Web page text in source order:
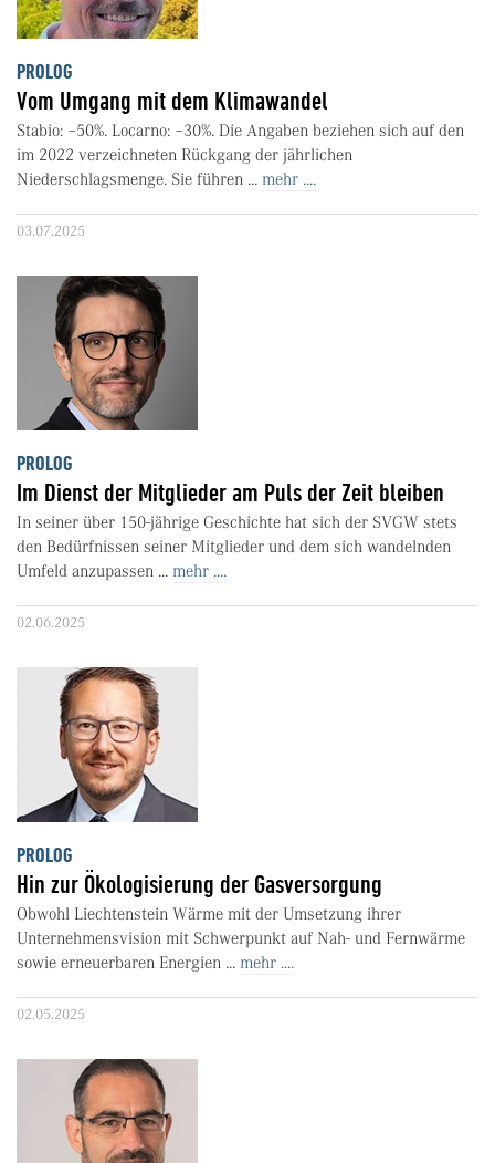
PROLOG
Vom Umgang mit dem Klimawandel
Stabio: –50%. Locarno: –30%. Die Angaben beziehen sich auf den
im 2022 verzeichneten Rückgang der jährlichen
Niederschlagsmenge. Sie führen ... mehr ....
03.07.2025
PROLOG
Im Dienst der Mitglieder am Puls der Zeit bleiben
In seiner über 150-jährige Geschichte hat sich der SVGW stets
den Bedürfnissen seiner Mitglieder und dem sich wandelnden
Umfeld anzupassen ... mehr ....
02.06.2025
PROLOG
Hin zur Ökologisierung der Gasversorgung
Obwohl Liechtenstein Wärme mit der Umsetzung ihrer
Unternehmensvision mit Schwerpunkt auf Nah- und Fernwärme
sowie erneuerbaren Energien ... mehr ....
02.05.2025